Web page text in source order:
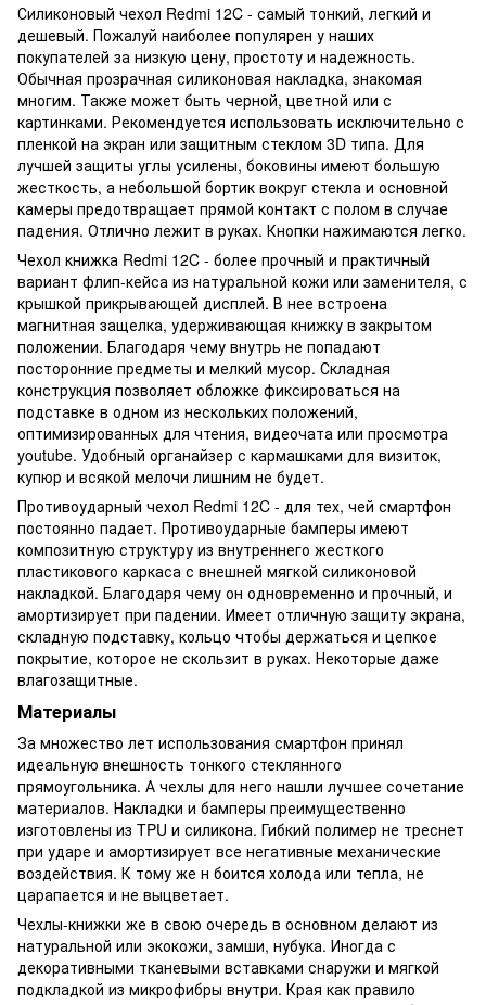
Силиконовый чехол Redmi 12C - самый тонкий, легкий и
дешевый. Пожалуй наиболее популярен у наших
покупателей за низкую цену, простоту и надежность.
Обычная прозрачная силиконовая накладка, знакомая
многим. Также может быть черной, цветной или с
картинками. Рекомендуется использовать исключительно с
пленкой на экран или защитным стеклом 3D типа. Для
лучшей защиты углы усилены, боковины имеют большую
жесткость, а небольшой бортик вокруг стекла и основной
камеры предотвращает прямой контакт с полом в случае
падения. Отлично лежит в руках. Кнопки нажимаются легко.
Чехол книжка Redmi 12C - более прочный и практичный
вариант флип-кейса из натуральной кожи или заменителя, с
крышкой прикрывающей дисплей. В нее встроена
магнитная защелка, удерживающая книжку в закрытом
положении. Благодаря чему внутрь не попадают
посторонние предметы и мелкий мусор. Складная
конструкция позволяет обложке фиксироваться на
подставке в одном из нескольких положений,
оптимизированных для чтения, видеочата или просмотра
youtube. Удобный органайзер с кармашками для визиток,
купюр и всякой мелочи лишним не будет.
Противоударный чехол Redmi 12C - для тех, чей смартфон
постоянно падает. Противоударные бамперы имеют
композитную структуру из внутреннего жесткого
пластикового каркаса с внешней мягкой силиконовой
накладкой. Благодаря чему он одновременно и прочный, и
амортизирует при падении. Имеет отличную защиту экрана,
складную подставку, кольцо чтобы держаться и цепкое
покрытие, которое не скользит в руках. Некоторые даже
влагозащитные.
Материалы
За множество лет использования смартфон принял
идеальную внешность тонкого стеклянного
прямоугольника. А чехлы для него нашли лучшее сочетание
материалов. Накладки и бамперы преимущественно
изготовлены из TPU и силикона. Гибкий полимер не треснет
при ударе и амортизирует все негативные механические
воздействия. К тому же н боится холода или тепла, не
царапается и не выцветает.
Чехлы-книжки же в свою очередь в основном делают из
натуральной или экокожи, замши, нубука. Иногда с
декоративными тканевыми вставками снаружи и мягкой
подкладкой из микрофибры внутри. Края как правило